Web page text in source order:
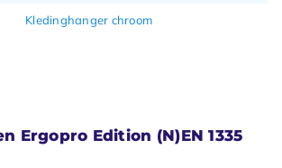
Kledinghanger chroom
Ergopro Edition (N)EN 1335